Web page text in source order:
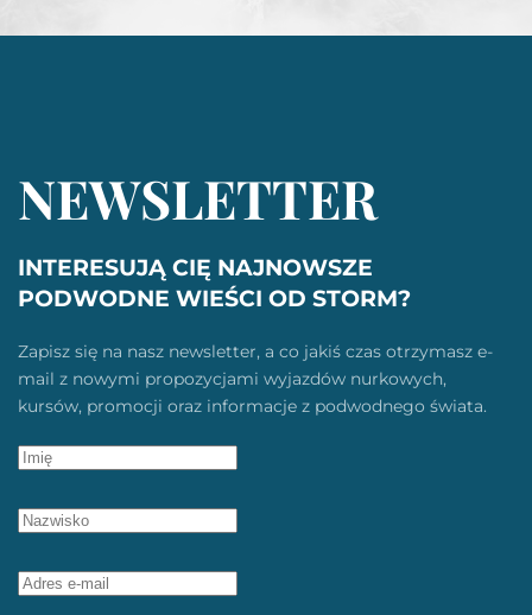
NEWSLETTER
INTERESUJĄ CIĘ NAJNOWSZE
PODWODNE WIEŚCI OD STORM?
Zapisz się na nasz newsletter, a co jakiś czas otrzymasz e-
mail z nowymi propozycjami wyjazdów nurkowych,
kursów, promocji oraz informacje z podwodnego świata.